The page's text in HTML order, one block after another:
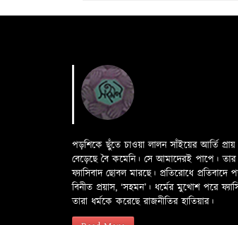
পড়শিকে ছুঁতে চাওয়া লালন সাঁইয়ের আর্তি
বেড়েছে বৈ কমেনি। সে আমাদেরই পাপে। তার
ফ্যাসিবাদ ছোবল মারছে। প্রতিরোধে
বিনীত প্রয়াস, ‘সহমন’। ধর্মের মুখোশ পরে
তারা ধর্মকে করেছে রাজনীতির হাতিয়ার।